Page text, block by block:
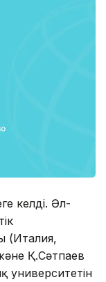
келді. Әл-
(Италия,
Қ.Сәтпаев
университетін